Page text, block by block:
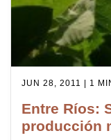
JUN 28, 2011 | 1
Entre Ríos:
producción